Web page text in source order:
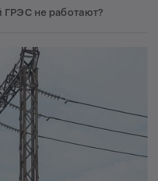
ГРЭС не работают?